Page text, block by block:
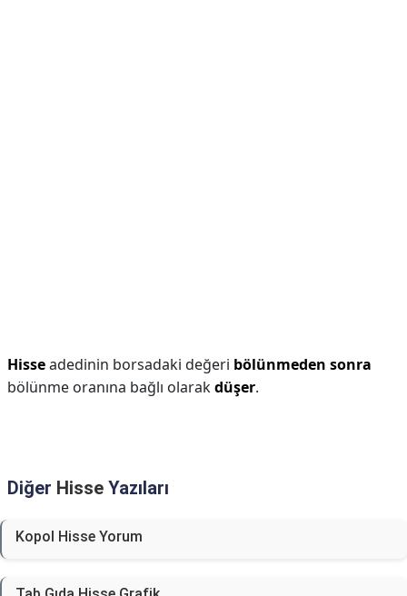
Hisseadedinin borsadaki değeri bölünmeden sonra
bölünme oranına bağlı olarakdüşer.
Diğer Hisse Yazıları
Kopol Hisse Yorum